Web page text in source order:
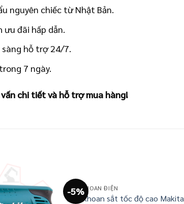
nguyên chiếc từ Nhật Bản.
đãi hấp dẫn.
sàng hỗ trợ 24/7.
7 ngày.
chi tiết và hỗ trợ mua hàng!
-5%
MÁY KHOAN ĐIỆN
Máy khoan sắt tốc độ cao Makita